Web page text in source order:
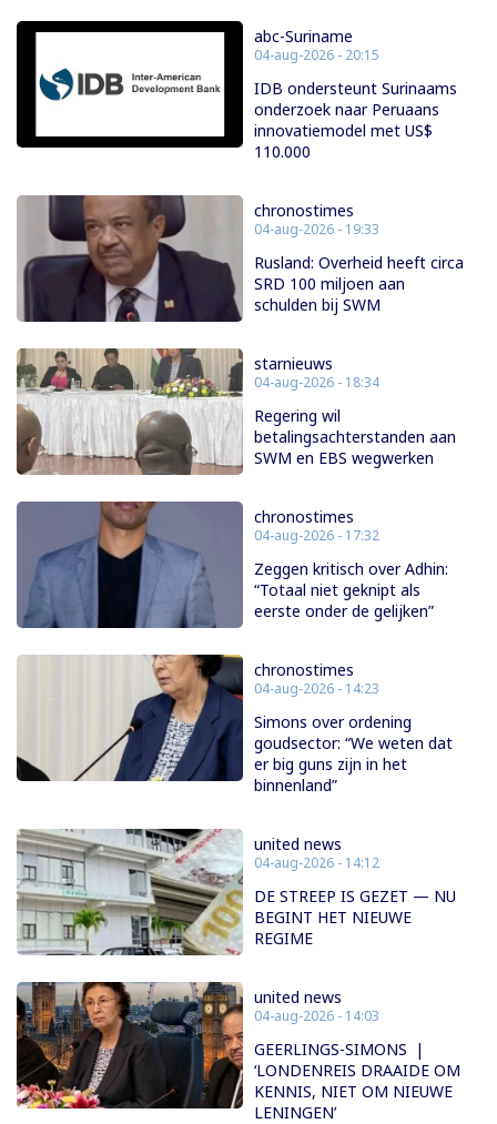
abc-Suriname
04-aug-2026 - 20:15
IDB ondersteunt Surinaams
onderzoek naar Peruaans
innovatiemodel met US$
110.000
chronostimes
04-aug-2026 - 19:33
Rusland: Overheid heeft circa
SRD 100 miljoen aan
schulden bij SWM
starnieuws
04-aug-2026 - 18:34
Regering wil
betalingsachterstanden aan
SWM en EBS wegwerken
chronostimes
04-aug-2026 - 17:32
Zeggen kritisch over Adhin:
“Totaal niet geknipt als
eerste onder de gelijken”
chronostimes
04-aug-2026 - 14:23
Simons over ordening
goudsector: “We weten dat
er big guns zijn in het
binnenland”
united news
04-aug-2026 - 14:12
DE STREEP IS GEZET — NU
BEGINT HET NIEUWE
REGIME
united news
04-aug-2026 - 14:03
GEERLINGS-SIMONS |
‘LONDENREIS DRAAIDE OM
KENNIS, NIET OM NIEUWE
LENINGEN’